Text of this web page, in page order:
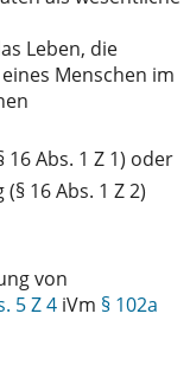
Leben, die
Menschen im
Abs. 1 Z 1) oder
16 Abs. 1 Z 2)
von
5 Z 4 iVm § 102a